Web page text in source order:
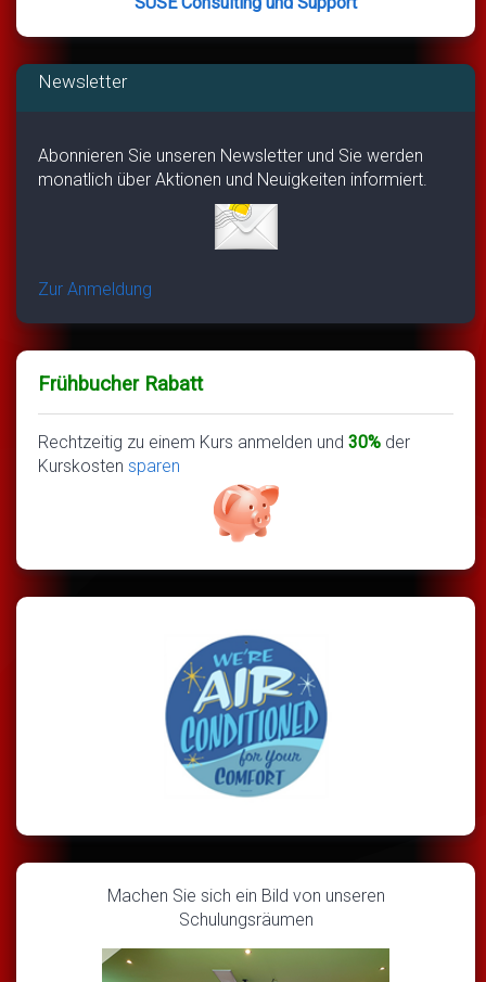
Newsletter
Abonnieren Sie unseren Newsletter und Sie werden
monatlich über Aktionen und Neuigkeiten informiert.
Zur Anmeldung
Frühbucher Rabatt
Rechtzeitig zu einem Kurs anmelden und 30% der
Kurskosten sparen
Machen Sie sich ein Bild von unseren
Schulungsräumen